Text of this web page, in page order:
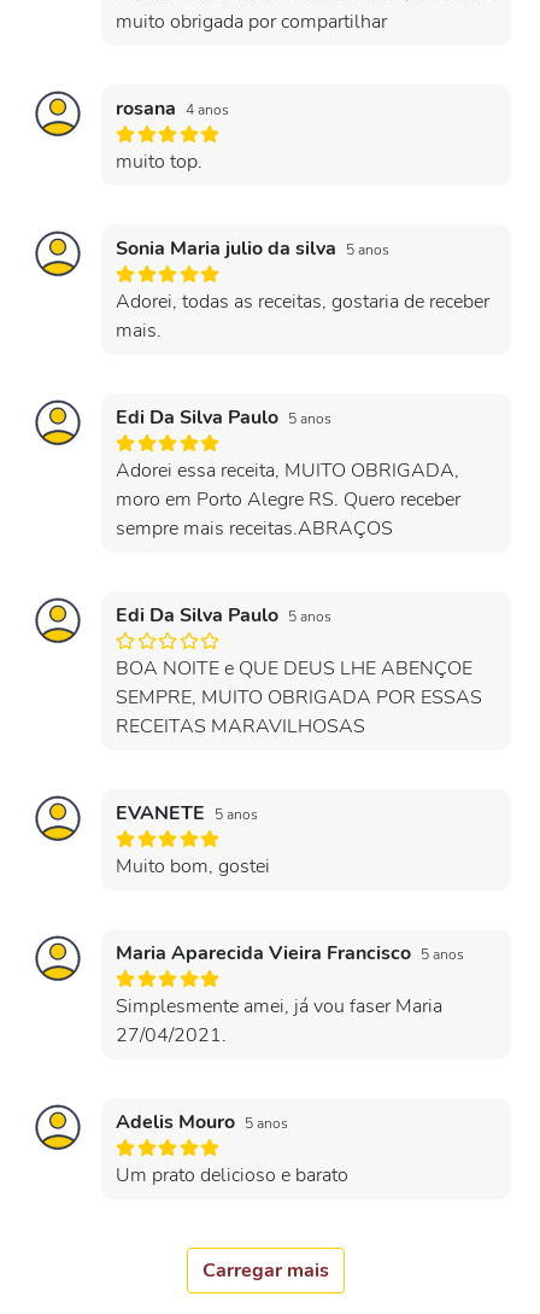
muito obrigada por compartilhar
rosana 4 anos
muito top.
Sonia Maria julio da silva 5 anos
Adorei, todas as receitas, gostaria de receber
mais.
Edi Da Silva Paulo 5 anos
Adorei essa receita, MUITO OBRIGADA,
moro em Porto Alegre RS. Quero receber
sempre mais receitas.ABRAÇOS
Edi Da Silva Paulo 5 anos
BOA NOITE e QUE DEUS LHE ABENÇOE
SEMPRE, MUITO OBRIGADA POR ESSAS
RECEITAS MARAVILHOSAS
EVANETE 5 anos
Muito bom, gostei
Maria Aparecida Vieira Francisco 5 anos
Simplesmente amei, já vou faser Maria
27/04/2021.
Adelis Mouro 5 anos
Um prato delicioso e barato
Carregar mais